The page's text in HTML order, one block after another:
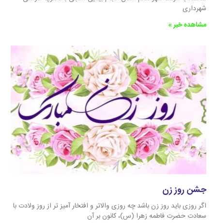
شهرداری
مشاهده خبر »
جشن روز زن
اگر روزی باید روز زن باشد چه روزی والاتر و افتخار آمیز تر از روز ولادت با
سعادت حضرت فاطمه زهرا (س)، کانون بر آن